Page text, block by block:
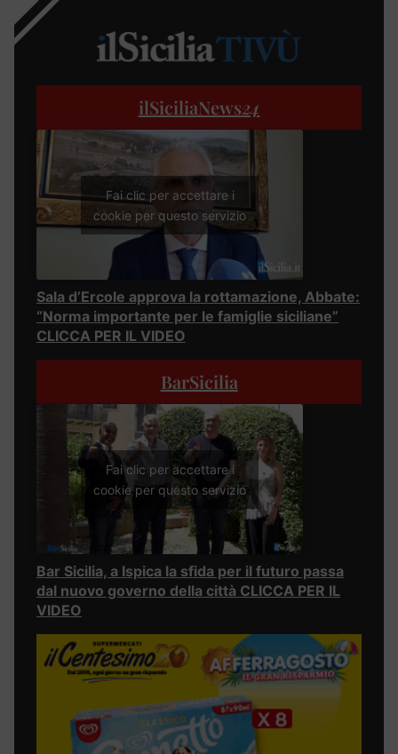
ilSiciliaNews24
Fai clic per accettare i
cookie per questo servizio
Sala d’Ercole approva la rottamazione, Abbate:
“Norma importante per le famiglie siciliane”
CLICCA PER IL VIDEO
BarSicilia
Fai clic per accettare i
cookie per questo servizio
Bar Sicilia, a Ispica la sfida per il futuro passa
dal nuovo governo della città CLICCA PER IL
VIDEO